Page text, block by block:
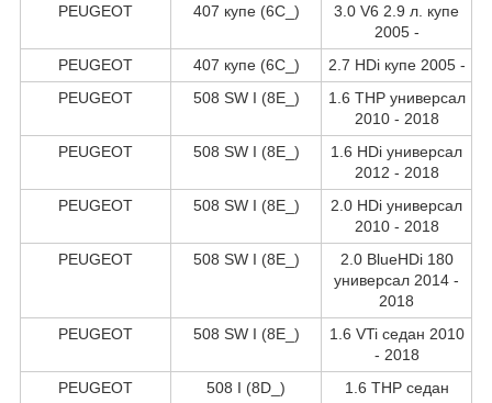
PEUGEOT
407 купе (6C_)
3.0 V6 2.9 л. купе
2005 -
PEUGEOT
407 купе (6C_)
2.7 HDi купе 2005 -
PEUGEOT
508 SW I (8E_)
1.6 THP универсал
2010 - 2018
PEUGEOT
508 SW I (8E_)
1.6 HDi универсал
2012 - 2018
PEUGEOT
508 SW I (8E_)
2.0 HDi универсал
2010 - 2018
PEUGEOT
508 SW I (8E_)
2.0 BlueHDi 180
универсал 2014 -
2018
PEUGEOT
508 SW I (8E_)
1.6 VTi седан 2010
- 2018
PEUGEOT
508 I (8D_)
1.6 THP седан